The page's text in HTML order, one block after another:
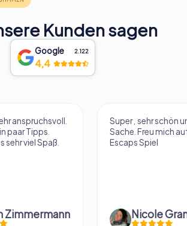
Kunden sagen
Google 2.122
4,4
anspruchsvoll.
paar Tipps.
sehr viel Spaß.
Zimmermann
Super , sehr schön
Sache. Freu mich
Escaps Spiel
Nicole